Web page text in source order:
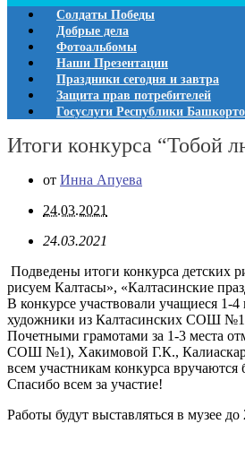
Солдаты Победы
Добрые дела
Фотоальбомы
Наши Презентации
Праздники сегодня и завтра
Защита прав потребителей
Госуслуги Республики
Итоги конкурса “Тобой
от Инна Апуева
24.03.2021
24.03.2021
Подведены итоги конкурса детских
рисуем Калтасы», «Калтасинские
В конкурсе участвовали учащиеся
художники из Калтасинских СОШ
Почетными грамотами за 1-3 места
СОШ №1), Хакимовой Г.К.,
всем участникам конкурса вручаются
Спасибо всем за участие!
Работы будут выставляться в музее до